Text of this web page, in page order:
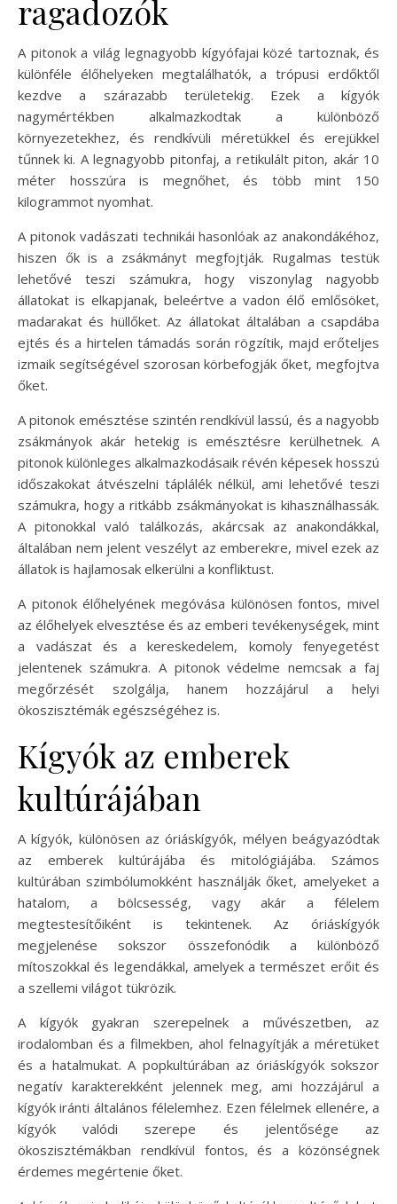
ragadozók
A pitonok a világ legnagyobb kígyófajai közé tartoznak, és
különféle élőhelyeken megtalálhatók, a trópusi erdőktől
kezdve a szárazabb területekig. Ezek a kígyók
nagymértékben alkalmazkodtak a különböző
környezetekhez, és rendkívüli méretükkel és erejükkel
tűnnek ki. A legnagyobb pitonfaj, a retikulált piton, akár 10
méter hosszúra is megnőhet, és több mint 150
kilogrammot nyomhat.
A pitonok vadászati technikái hasonlóak az anakondákéhoz,
hiszen ők is a zsákmányt megfojtják. Rugalmas testük
lehetővé teszi számukra, hogy viszonylag nagyobb
állatokat is elkapjanak, beleértve a vadon élő emlősöket,
madarakat és hüllőket. Az állatokat általában a csapdába
ejtés és a hirtelen támadás során rögzítik, majd erőteljes
izmaik segítségével szorosan körbefogják őket, megfojtva
őket.
A pitonok emésztése szintén rendkívül lassú, és a nagyobb
zsákmányok akár hetekig is emésztésre kerülhetnek. A
pitonok különleges alkalmazkodásaik révén képesek hosszú
időszakokat átvészelni táplálék nélkül, ami lehetővé teszi
számukra, hogy a ritkább zsákmányokat is kihasználhassák.
A pitonokkal való találkozás, akárcsak az anakondákkal,
általában nem jelent veszélyt az emberekre, mivel ezek az
állatok is hajlamosak elkerülni a konfliktust.
A pitonok élőhelyének megóvása különösen fontos, mivel
az élőhelyek elvesztése és az emberi tevékenységek, mint
a vadászat és a kereskedelem, komoly fenyegetést
jelentenek számukra. A pitonok védelme nemcsak a faj
megőrzését szolgálja, hanem hozzájárul a helyi
ökoszisztémák egészségéhez is.
Kígyók az emberek
kultúrájában
A kígyók, különösen az óriáskígyók, mélyen beágyazódtak
az emberek kultúrájába és mitológiájába. Számos
kultúrában szimbólumokként használják őket, amelyeket a
hatalom, a bölcsesség, vagy akár a félelem
megtestesítőiként is tekintenek. Az óriáskígyók
megjelenése sokszor összefonódik a különböző
mítoszokkal és legendákkal, amelyek a természet erőit és
a szellemi világot tükrözik.
A kígyók gyakran szerepelnek a művészetben, az
irodalomban és a filmekben, ahol felnagyítják a méretüket
és a hatalmukat. A popkultúrában az óriáskígyók sokszor
negatív karakterekként jelennek meg, ami hozzájárul a
kígyók iránti általános félelemhez. Ezen félelmek ellenére, a
kígyók valódi szerepe és jelentősége az
ökoszisztémákban rendkívül fontos, és a közönségnek
érdemes megértenie őket.